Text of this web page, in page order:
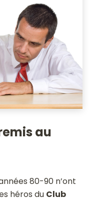
au
80-90 n’ont
héros du Club